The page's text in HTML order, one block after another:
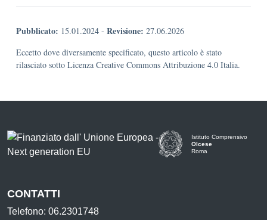
Pubblicato: 15.01.2024 - Revisione: 27.06.2026
Eccetto dove diversamente specificato, questo articolo è stato
rilasciato sotto Licenza Creative Commons Attribuzione 4.0 Italia.
Istituto Comprensivo
Olcese
Roma
CONTATTI
Telefono: 06.2301748